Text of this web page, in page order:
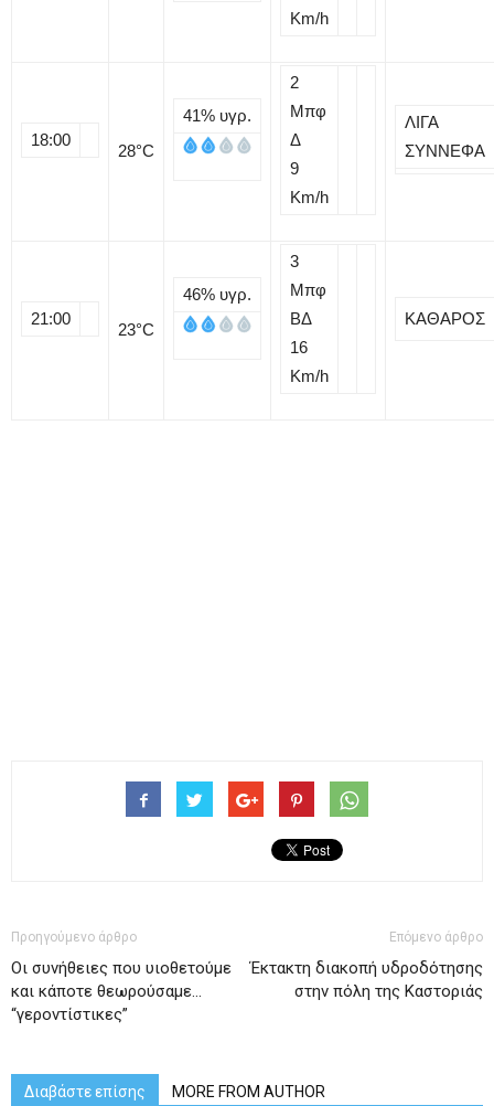
Km/h
18:00
28°C
41% υγρ.
2
Μπφ
Δ
9
Km/h
ΛΙΓΑ
ΣΥΝΝΕΦΑ
21:00
23°C
46% υγρ.
3
Μπφ
ΒΔ
16
Km/h
ΚΑΘΑΡΟΣ
Προηγούμενο άρθρο
Οι συνήθειες που υιοθετούμε
και κάποτε θεωρούσαμε…
“γεροντίστικες”
Επόμενο άρθρο
Έκτακτη διακοπή υδροδότησης
στην πόλη της Καστοριάς
Διαβάστε επίσης MORE FROM AUTHOR